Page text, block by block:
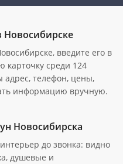
Новосибирске
введите его в
карточку среди 124
адрес, телефон, цены,
информацию вручную.
Новосибирска
до звонка: видно
душевые и